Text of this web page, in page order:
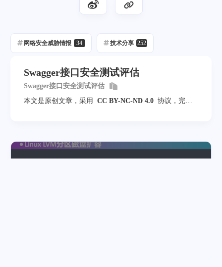
网络安全威胁情报 34 技术分享 252
Swagger接口安全测试评估
Swagger接口安全测试评估
本文是原创文章，采用
CC BY-NC-ND 4.0 协议，完整